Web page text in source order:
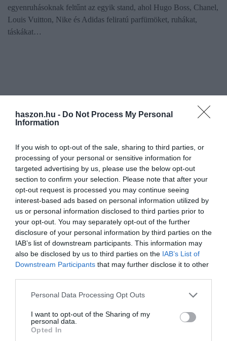
haszon.hu - Do Not Process My Personal
Information
If you wish to opt-out of the sale, sharing to third parties, or
processing of your personal or sensitive information for
targeted advertising by us, please use the below opt-out
section to confirm your selection. Please note that after your
opt-out request is processed you may continue seeing
interest-based ads based on personal information utilized by
us or personal information disclosed to third parties prior to
your opt-out. You may separately opt-out of the further
disclosure of your personal information by third parties on the
IAB’s list of downstream participants. This information may
also be disclosed by us to third parties on the IAB’s List of
Downstream Participants that may further disclose it to other
Please note that this website/app uses one or more Google
not limited to your visit or usage behaviour. You may click to
grant or deny consent to Google and its third-party tags to
use your data for below specified purposes in below Google
Personal Data Processing Opt Outs
I want to opt-out of the Sharing of my
personal data.
Opted In
egyenruhásoknak feltűnt az egyik stand, ahol Hugo Boss, Chanel,
Louis Vuitton, Nike és Adidas feliratú parfümöket, ruhákat,
táskákat…